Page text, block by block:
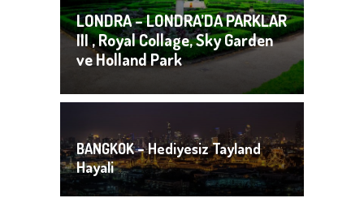
LONDRA – LONDRA’DA PARKLAR
III , Royal Collage, Sky Garden
ve Holland Park
BANGKOK – Hediyesiz Tayland
Hayali